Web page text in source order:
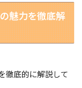
魅力を徹底解
徹底的に解説して